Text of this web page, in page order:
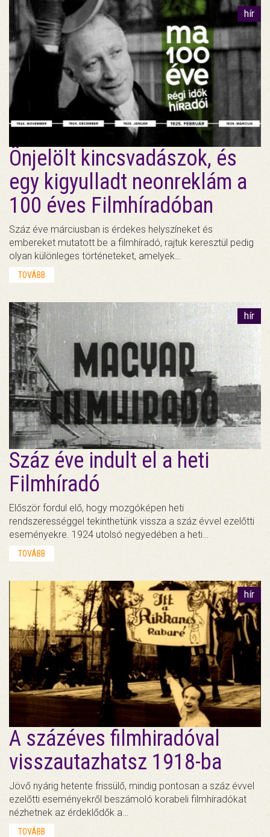
hír
Önjelölt kincsvadászok, és
egy kigyulladt neonreklám a
100 éves Filmhíradóban
Száz éve márciusban is érdekes helyszíneket és
embereket mutatott be a filmhíradó, rajtuk keresztül pedig
olyan különleges történeteket, amelyek…
TOVÁBB
hír
Száz éve indult el a heti
Filmhíradó
Először fordul elő, hogy mozgóképen heti
rendszerességgel tekinthetünk vissza a száz évvel ezelőtti
eseményekre. 1924 utolsó negyedében a heti…
TOVÁBB
hír
A százéves filmhiradóval
visszautazhatsz 1918-ba
Jövő nyárig hetente frissülő, mindig pontosan a száz évvel
ezelőtti eseményekről beszámoló korabeli filmhíradókat
nézhetnek az érdeklődők a…
TOVÁBB